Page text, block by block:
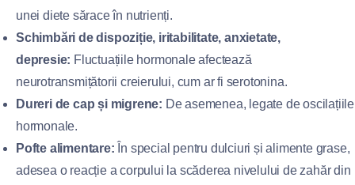
unei diete sărace în nutrienți.
Schimbări de dispoziție, iritabilitate, anxietate,
depresie: Fluctuațiile hormonale afectează
neurotransmițătorii creierului, cum ar fi serotonina.
Dureri de cap și migrene: De asemenea, legate de oscilațiile
hormonale.
Pofte alimentare: În special pentru dulciuri și alimente grase,
adesea o reacție a corpului la scăderea nivelului de zahăr din